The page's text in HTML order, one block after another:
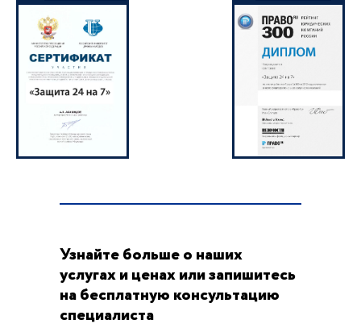
Узнайте больше о наших
услугах и ценах или запишитесь
на бесплатную консультацию
специалиста